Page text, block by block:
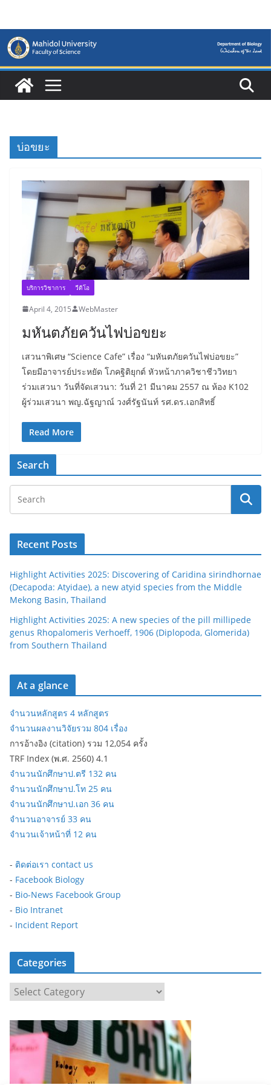
content
บ่อขยะ
บริการวิชาการ วีดิโอ
April 4, 2015 WebMaster
มหันตภัยควันไฟบ่อขยะ
เสวนาพิเศษ “Science Cafe” เรื่อง “มหันตภัยควันไฟบ่อขยะ”
โดยมีอาจารย์ประหยัด โภคฐิติยุกต์ หัวหน้าภาควิชาชีววิทยา
ร่วมเสวนา วันที่จัดเสวนา: วันที่ 21 มีนาคม 2557 ณ ห้อง K102
ผู้ร่วมเสวนา พญ.ฉัฐญาณ์ วงศ์รัฐนันท์ รศ.ดร.เอกสิทธิ์
Read More
Search
Recent Posts
Highlight Activities 2025: Discovering of Caridina sirindhornae
(Decapoda: Atyidae), a new atyid species from the Middle
Mekong Basin, Thailand
Highlight Activities 2025: A new species of the pill millipede
genus Rhopalomeris Verhoeff, 1906 (Diplopoda, Glomerida)
from Southern Thailand
At a glance
จำนวนหลักสูตร 4 หลักสูตร
จำนวนผลงานวิจัยรวม 804 เรื่อง
การอ้างอิง (citation) รวม 12,054 ครั้ง
TRF Index (พ.ศ. 2560) 4.1
จำนวนนักศึกษาป.ตรี 132 คน
จำนวนนักศึกษาป.โท 25 คน
จำนวนนักศึกษาป.เอก 36 คน
จำนวนอาจารย์ 33 คน
จำนวนเจ้าหน้าที่ 12 คน
- ติดต่อเรา contact us
- Facebook Biology
- Bio-News Facebook Group
- Bio Intranet
- Incident Report
Categories
a
t
e
g